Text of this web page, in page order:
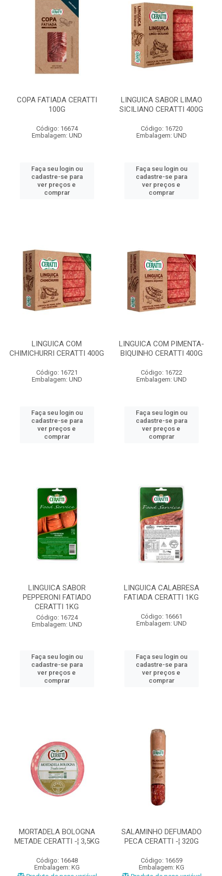
COPA FATIADA CERATTI
100G
Código: 16674
Embalagem: UND
Faça seu login ou
cadastre-se para
ver preços e
comprar
LINGUICA SABOR LIMAO
SICILIANO CERATTI 400G
Código: 16720
Embalagem: UND
Faça seu login ou
cadastre-se para
ver preços e
comprar
LINGUICA COM
CHIMICHURRI CERATTI 400G
Código: 16721
Embalagem: UND
Faça seu login ou
cadastre-se para
ver preços e
comprar
LINGUICA COM PIMENTA-
BIQUINHO CERATTI 400G
Código: 16722
Embalagem: UND
Faça seu login ou
cadastre-se para
ver preços e
comprar
LINGUICA SABOR
PEPPERONI FATIADO
CERATTI 1KG
Código: 16724
Embalagem: UND
Faça seu login ou
cadastre-se para
ver preços e
comprar
LINGUICA CALABRESA
FATIADA CERATTI 1KG
Código: 16661
Embalagem: UND
Faça seu login ou
cadastre-se para
ver preços e
comprar
MORTADELA BOLOGNA
METADE CERATTI -¦ 3,5KG
Código: 16648
Embalagem: KG
SALAMINHO DEFUMADO
PECA CERATTI -¦ 320G
Código: 16659
Embalagem: KG